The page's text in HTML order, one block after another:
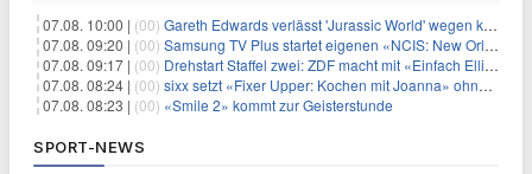
07.08. 10:00 | (00) Gareth Edwards verlässt 'Jurassic World' wegen kreativer Differenzen
07.08. 09:20 | (00) Samsung TV Plus startet eigenen «NCIS: New Orleans»-Sender
07.08. 09:17 | (00) Drehstart Staffel zwei: ZDF macht mit «Einfach Elli» weiter
07.08. 08:24 | (00) sixx setzt «Fixer Upper: Kochen mit Joanna» ohne Pause fort
07.08. 08:23 | (00) «Smile 2» kommt zur Geisterstunde
SPORT-NEWS